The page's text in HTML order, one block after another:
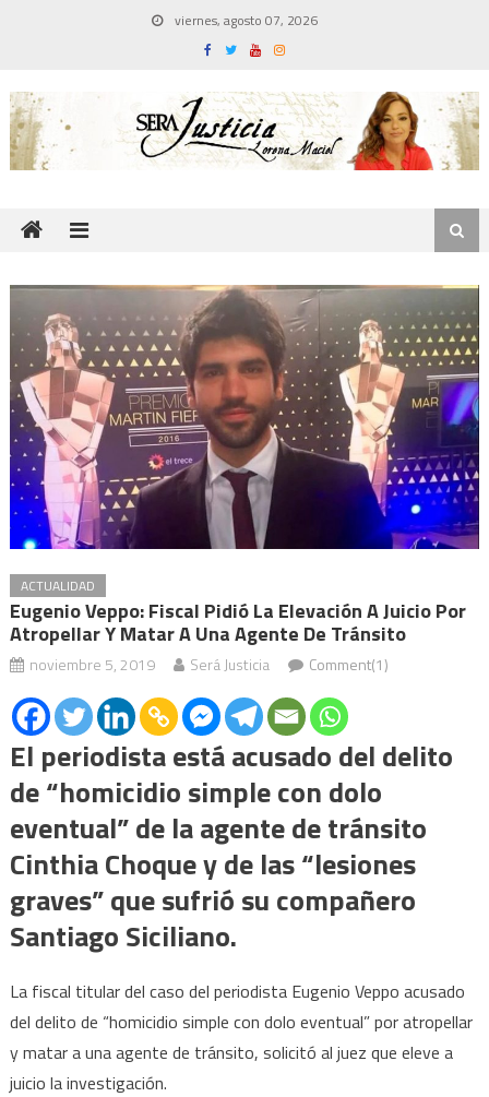
viernes, agosto 07, 2026
ACTUALIDAD
Eugenio Veppo: Fiscal Pidió La Elevación A Juicio Por
Atropellar Y Matar A Una Agente De Tránsito
noviembre 5, 2019 Será Justicia Comment(1)
El periodista está acusado del delito
de “homicidio simple con dolo
eventual” de la agente de tránsito
Cinthia Choque y de las “lesiones
graves” que sufrió su compañero
Santiago Siciliano.
La fiscal titular del caso del periodista Eugenio Veppo acusado
del delito de “homicidio simple con dolo eventual” por atropellar
y matar a una agente de tránsito, solicitó al juez que eleve a
juicio la investigación.